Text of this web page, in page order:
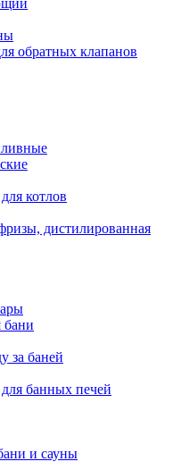
обратных клапанов
котлов
дистилированная
бани
за баней
банных печей
и сауны